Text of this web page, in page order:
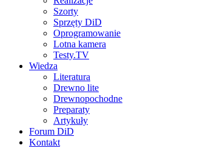
Szorty
Sprzęty DiD
Oprogramowanie
Lotna kamera
Testy.TV
Wiedza
Literatura
Drewno lite
Drewnopochodne
Preparaty
Artykuły
Forum DiD
Kontakt